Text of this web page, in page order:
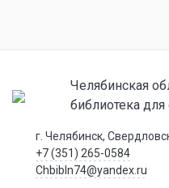
Челябинская
библиотека
г. Челябинск,
+7 (351) 265-0584
Chbibln74@yandex.ru